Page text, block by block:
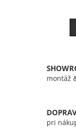
montáž
pri